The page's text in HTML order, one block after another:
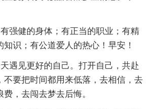
强健的身体；有正当的职业；有精
识；有公道爱人的热心！早安！
遇见更好的自己。打开自己，共赴
不要把时间都用来低落，去相信，去
，去闯去梦去后悔。